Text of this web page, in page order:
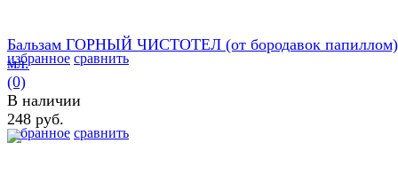
избранное сравнить
избранное сравнить
Бальзам ГОРНЫЙ ЧИСТОТЕЛ (от бородавок
мл.
(0)
В наличии
248 руб.